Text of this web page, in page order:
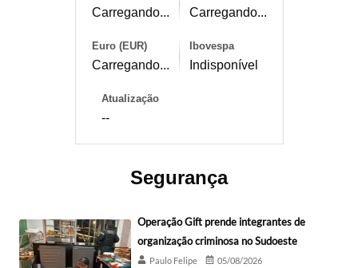
Carregando... Carregando...
Euro (EUR)
Carregando...
Ibovespa
Indisponível
Atualização
--
Segurança
Operação Gift prende integrantes de
organização criminosa no Sudoeste
Paulo Felipe 05/08/2026